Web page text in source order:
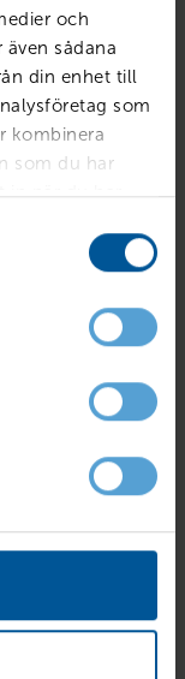
och
sådana
din enhet till
som
kombinera
som du har
in när du har